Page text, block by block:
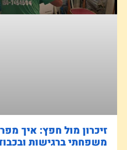
זיכרון מול חפץ: איך
משפחתי ברגישות